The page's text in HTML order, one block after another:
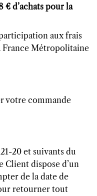
d’achats pour la
aux frais
France Métropolitaine
votre commande
20 et suivants du
Client dispose d’un
de la date de
retourner tout